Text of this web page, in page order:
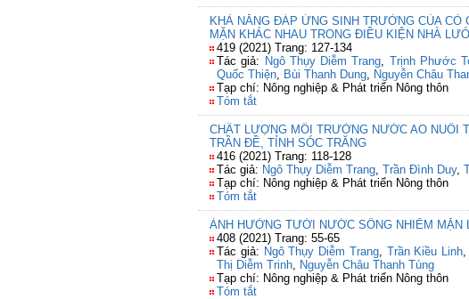
KHẢ NĂNG ĐÁP ỨNG SINH TRƯỞNG CỦA CỎ
MẶN KHÁC NHAU TRONG ĐIỀU KIỆN NHÀ
419 (2021) Trang: 127-134
Tác giả: Ngô Thụy Diễm Trang, Trịnh Phước
Quốc Thiện, Bùi Thanh Dung, Nguyễn Châu
Tạp chí: Nông nghiệp & Phát triển Nông thôn
Tóm tắt
CHẤT LƯỢNG MÔI TRƯỜNG NƯỚC AO NUÔI
TRẦN ĐỀ, TỈNH SÓC TRĂNG
416 (2021) Trang: 118-128
Tác giả: Ngô Thụy Diễm Trang, Trần Đình Duy,
Tạp chí: Nông nghiệp & Phát triển Nông thôn
Tóm tắt
ẢNH HƯỞNG TƯỚI NƯỚC SÔNG NHIỄM MẶN
408 (2021) Trang: 55-65
Tác giả: Ngô Thụy Diễm Trang, Trần Kiều Linh,
Thị Diễm Trinh, Nguyễn Châu Thanh Tùng
Tạp chí: Nông nghiệp & Phát triển Nông thôn
Tóm tắt